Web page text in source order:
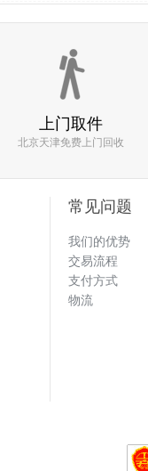
上门取件
北京天津免费上门回收
常见问题
我们的优势
交易流程
支付方式
物流